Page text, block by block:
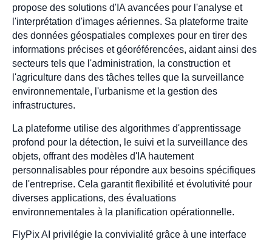
propose des solutions d'IA avancées pour l'analyse et
l'interprétation d'images aériennes. Sa plateforme traite
des données géospatiales complexes pour en tirer des
informations précises et géoréférencées, aidant ainsi des
secteurs tels que l'administration, la construction et
l'agriculture dans des tâches telles que la surveillance
environnementale, l'urbanisme et la gestion des
infrastructures.
La plateforme utilise des algorithmes d'apprentissage
profond pour la détection, le suivi et la surveillance des
objets, offrant des modèles d'IA hautement
personnalisables pour répondre aux besoins spécifiques
de l'entreprise. Cela garantit flexibilité et évolutivité pour
diverses applications, des évaluations
environnementales à la planification opérationnelle.
FlyPix AI privilégie la convivialité grâce à une interface